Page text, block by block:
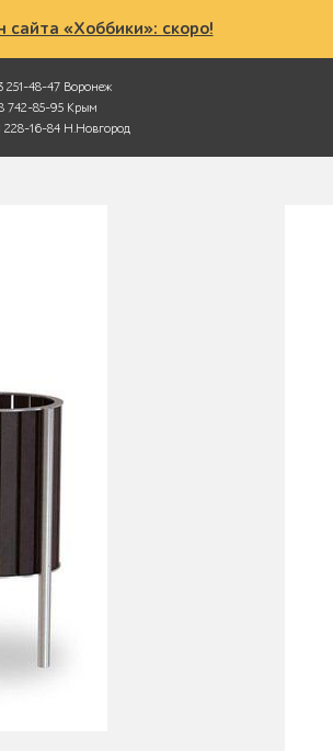
сайта «Хоббики»: скоро!
251-48-47 Воронеж
742-85-95 Крым
228-16-84 Н.Новгород